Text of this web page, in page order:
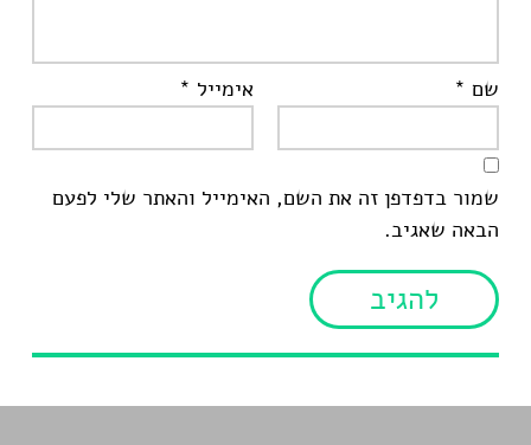
שם * אימייל *
שמור בדפדפן זה את השם, האימייל והאתר שלי לפעם
הבאה שאגיב.